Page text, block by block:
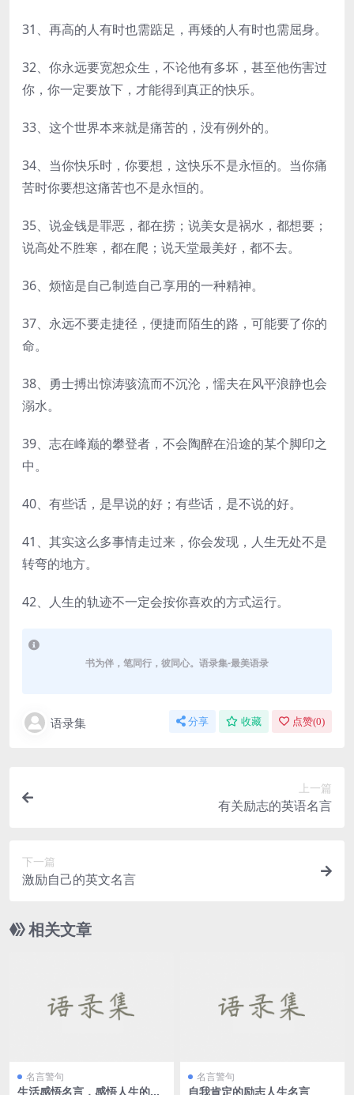
31、再高的人有时也需踮足，再矮的人有时也需屈身。
32、你永远要宽恕众生，不论他有多坏，甚至他伤害过
你，你一定要放下，才能得到真正的快乐。
33、这个世界本来就是痛苦的，没有例外的。
34、当你快乐时，你要想，这快乐不是永恒的。当你痛
苦时你要想这痛苦也不是永恒的。
35、说金钱是罪恶，都在捞；说美女是祸水，都想要；
说高处不胜寒，都在爬；说天堂最美好，都不去。
36、烦恼是自己制造自己享用的一种精神。
37、永远不要走捷径，便捷而陌生的路，可能要了你的
命。
38、勇士搏出惊涛骇流而不沉沦，懦夫在风平浪静也会
溺水。
39、志在峰巅的攀登者，不会陶醉在沿途的某个脚印之
中。
40、有些话，是早说的好；有些话，是不说的好。
41、其实这么多事情走过来，你会发现，人生无处不是
转弯的地方。
42、人生的轨迹不一定会按你喜欢的方式运行。
书为伴，笔同行，彼同心。语录集-最美语录
语录集 分享 收藏 点赞(0)
上一篇
有关励志的英语名言
下一篇
激励自己的英文名言
相关文章
名言警句
生活感悟名言，感悟人生的名
名言警句
自我肯定的励志人生名言